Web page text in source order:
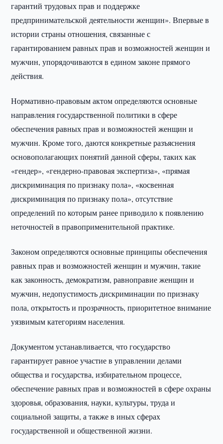
гарантий трудовых прав и поддержке
предпринимательской деятельности женщин». Впервые в
истории страны отношения, связанные с
гарантированием равных прав и возможностей женщин и
мужчин, упорядочиваются в едином законе прямого
действия.
Нормативно-правовым актом определяются основные
направления государственной политики в сфере
обеспечения равных прав и возможностей женщин и
мужчин. Кроме того, даются конкретные разъяснения
основополагающих понятий данной сферы, таких как
«гендер», «гендерно-правовая экспертиза», «прямая
дискриминация по признаку пола», «косвенная
дискриминация по признаку пола», отсутствие
определений по которым ранее приводило к появлению
неточностей в правоприменительной практике.
Законом определяются основные принципы обеспечения
равных прав и возможностей женщин и мужчин, такие
как законность, демократизм, равноправие женщин и
мужчин, недопустимость дискриминации по признаку
пола, открытость и прозрачность, приоритетное внимание
уязвимым категориям населения.
Документом устанавливается, что государство
гарантирует равное участие в управлении делами
общества и государства, избирательном процессе,
обеспечение равных прав и возможностей в сфере охраны
здоровья, образования, науки, культуры, труда и
социальной защиты, а также в иных сферах
государственной и общественной жизни.